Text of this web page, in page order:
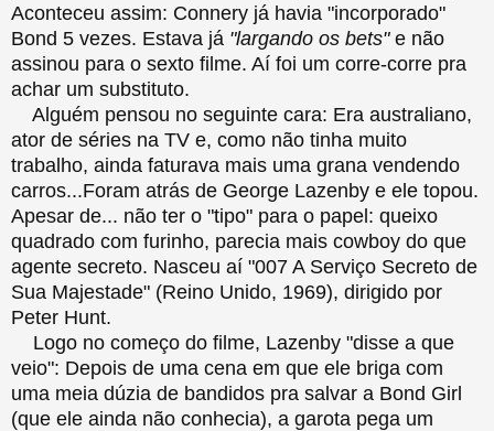
Aconteceu assim: Connery já havia "incorporado"
Bond 5 vezes. Estava já "largando os bets"e não
assinou para o sexto filme. Aí foi um corre-corre pra
achar um substituto.
Alguém pensou no seguinte cara: Era australiano,
ator de séries na TV e, como não tinha muito
trabalho, ainda faturava mais uma grana vendendo
carros...Foram atrás de George Lazenby e ele topou.
Apesar de... não ter o "tipo" para o papel: queixo
quadrado com furinho, parecia mais cowboy do que
agente secreto. Nasceu aí "007 A Serviço Secreto de
Sua Majestade" (Reino Unido, 1969), dirigido por
Peter Hunt.
Logo no começo do filme, Lazenby "disse a que
veio": Depois de uma cena em que ele briga com
uma meia dúzia de bandidos pra salvar a Bond Girl
(que ele ainda não conhecia), a garota pega um